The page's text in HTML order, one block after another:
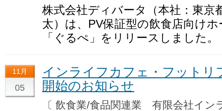
株式会社ディバータ（本社：東京
太）は、PV保証型の飲食店向け
「ぐるぺ」をリリースしました。
11月
05
インライフカフェ・フットリ
開始のお知らせ
〔 飲食業/食品関連業 有限会社イ